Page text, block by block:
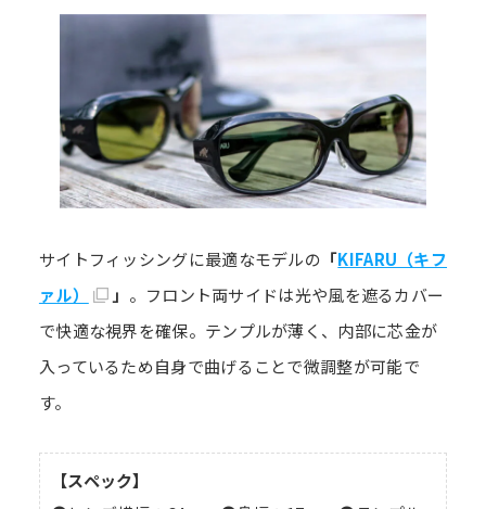
サイトフィッシングに最適なモデルの 「KIFARU（キフ
ァル）
」 。フロント両サイドは光や風を遮るカバー
で快適な視界を確保。テンプルが薄く、内部に芯金が
入っているため自身で曲げることで微調整が可能で
す。
【スペック】